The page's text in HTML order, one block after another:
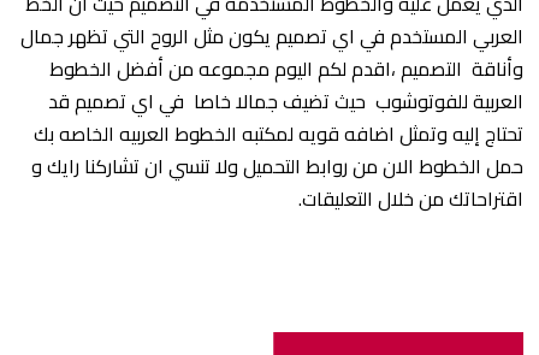
العربي المستخدم في اي تصميم يكون مثل الروح التي تظهر جمال
وأناقة التصميم ،اقدم لكم اليوم مجموعه من أفضل الخطوط
العربية للفوتوشوب حيث تضيف جمالا خاصا في اي تصميم قد
تحتاج إليه وتمثل اضافه قويه لمكتبه الخطوط العربيه الخاصه بك
حمل الخطوط الان من روابط التحميل ولا تنسي ان تشاركنا رايك و
اقتراحاتك من خلال التعليقات.